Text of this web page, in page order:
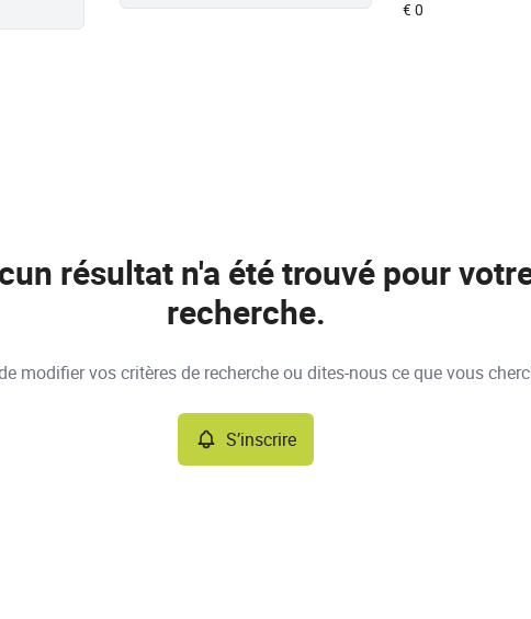
résultat n'a été trouvé pour
recherche.
modifier vos critères de recherche ou dites-nous ce que vous
S’inscrire